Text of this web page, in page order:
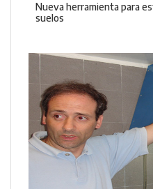
Nueva herramienta para
suelos